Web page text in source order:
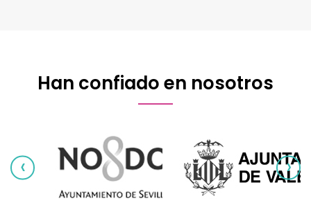
Han confiado en nosotros
‹ ›